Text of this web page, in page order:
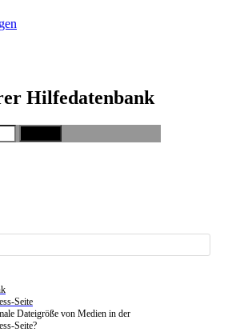
Hilfedatenbank
Seite
Dateigröße von Medien in der
Seite?